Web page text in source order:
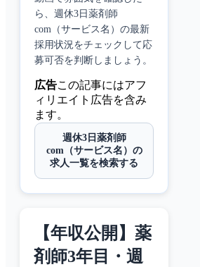
ら、 週休3日薬剤師
com（サービス名） の最新
採用状況をチェックして応
募可否を判断しましょう。
広告この記事にはアフ
ィリエイト広告を含み
ます。
週休3日薬剤師
com（サービス名）の
求人一覧を検索する
【年収公開】薬
剤師3年目・週